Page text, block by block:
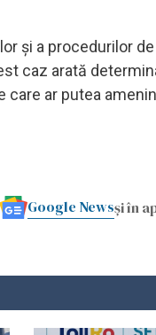
și a procedurilor
caz arată
ar putea
Google Newsși în